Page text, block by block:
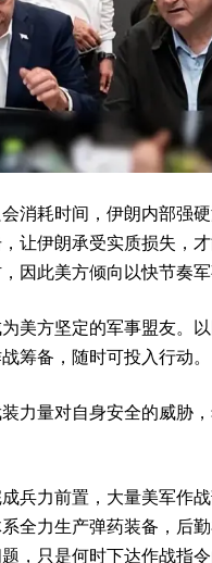
消耗时间，伊朗内部强
让伊朗承受实质损失，
因此美方倾向以快节奏
美方坚定的军事盟友。
筹备，随时可投入行动。
力量对自身安全的威胁
兵力前置，大量美军作
全力生产弹药装备，后
，只是何时下达作战指令